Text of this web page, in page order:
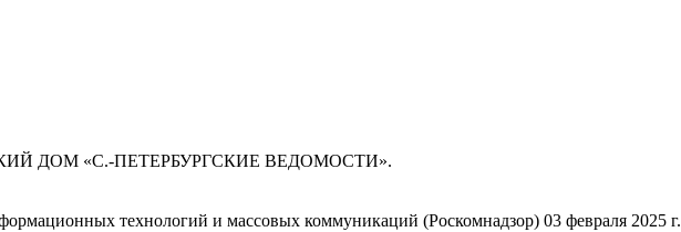
ДОМ «С.-ПЕТЕРБУРГСКИЕ ВЕДОМОСТИ».
технологий и массовых коммуникаций (Роскомнадзор) 03 февраля 2025 г.